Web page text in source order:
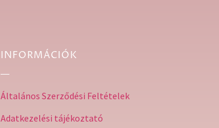
INFORMÁCIÓK
Általános Szerződési Feltételek
Adatkezelési tájékoztató